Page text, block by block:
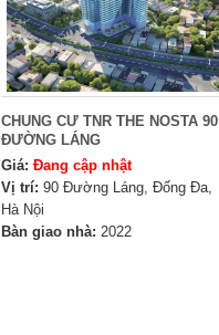
CHUNG CƯ TNR THE NOSTA 90
ĐƯỜNG LÁNG
Giá: Đang cập nhật
Vị trí: 90 Đường Láng, Đống Đa,
Hà Nội
Bàn giao nhà: 2022